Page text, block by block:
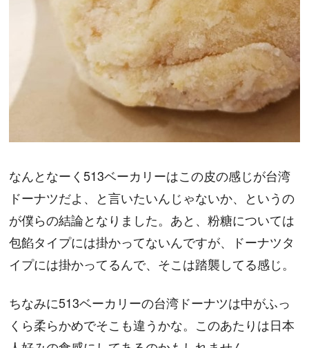
なんとなーく513ベーカリーはこの皮の感じが台湾
ドーナツだよ、と言いたいんじゃないか、というの
が僕らの結論となりました。あと、粉糖については
包餡タイプには掛かってないんですが、ドーナツタ
イプには掛かってるんで、そこは踏襲してる感じ。
ちなみに513ベーカリーの台湾ドーナツは中がふっ
くら柔らかめでそこも違うかな。このあたりは日本